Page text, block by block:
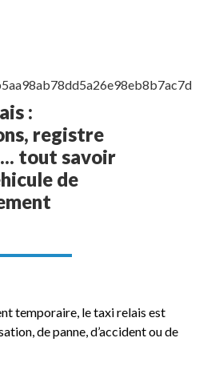
:
registre
tout savoir
de
temporaire, le taxi relais est
de panne, d’accident ou de